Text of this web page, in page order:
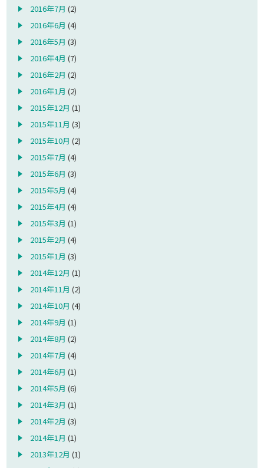
2016年7月 (2)
2016年6月 (4)
2016年5月 (3)
2016年4月 (7)
2016年2月 (2)
2016年1月 (2)
2015年12月 (1)
2015年11月 (3)
2015年10月 (2)
2015年7月 (4)
2015年6月 (3)
2015年5月 (4)
2015年4月 (4)
2015年3月 (1)
2015年2月 (4)
2015年1月 (3)
2014年12月 (1)
2014年11月 (2)
2014年10月 (4)
2014年9月 (1)
2014年8月 (2)
2014年7月 (4)
2014年6月 (1)
2014年5月 (6)
2014年3月 (1)
2014年2月 (3)
2014年1月 (1)
2013年12月 (1)